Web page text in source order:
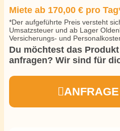
Miete ab 170,00 € pro
*Der aufgeführte Preis versteht
Umsatzsteuer und ab Lager
Versicherungs- und
Du möchtest das
anfragen? Wir sind für